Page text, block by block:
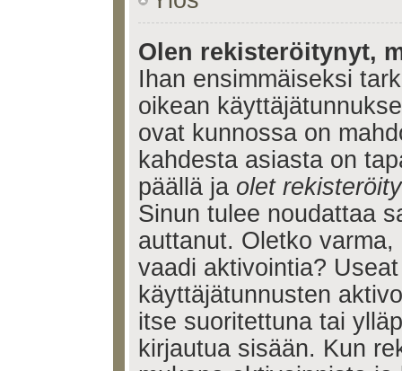
Olen rekisteröitynyt,
Ihan ensimmäiseksi
oikean
ovat kunnossa on
kahdesta asiasta on
päällä ja olet
Sinun tulee noudattaa
auttanut. Oletko
vaadi aktivointia?
käyttäjätunnusten
itse suoritettuna tai
kirjautua sisään. Kun